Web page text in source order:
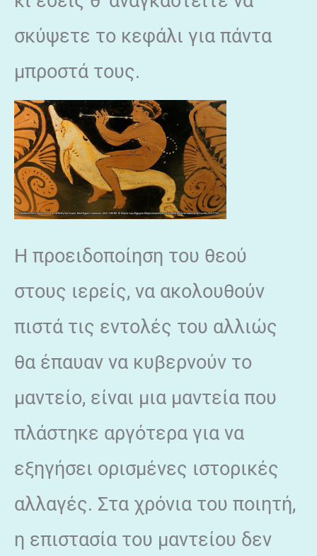
σκύψετε το κεφάλι για πάντα
μπροστά τους.
Η προειδοποίηση του θεού
στους ιερείς, να ακολουθούν
πιστά τις εντολές του αλλιώς
θα έπαυαν να κυβερνούν το
μαντείο, είναι μια μαντεία που
πλάστηκε αργότερα για να
εξηγήσει ορισμένες ιστορικές
αλλαγές. Στα χρόνια του ποιητή,
η επιστασία του μαντείου δεν